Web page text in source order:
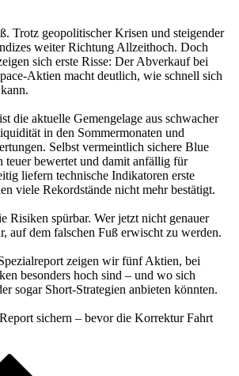
Trotz geopolitischer Krisen und steigender
weiter Richtung Allzeithoch. Doch
sich erste Risse: Der Abverkauf bei
Aktien macht deutlich, wie schnell sich
die aktuelle Gemengelage aus schwacher
in den Sommermonaten und
Selbst vermeintlich sichere Blue
teuer bewertet und damit anfällig für
liefern technische Indikatoren erste
viele Rekordstände nicht mehr bestätigt.
Risiken spürbar. Wer jetzt nicht genauer
auf dem falschen Fuß erwischt zu werden.
zeigen wir fünf Aktien, bei
besonders hoch sind – und wo sich
sogar Short-Strategien anbieten könnten.
sichern – bevor die Korrektur Fahrt